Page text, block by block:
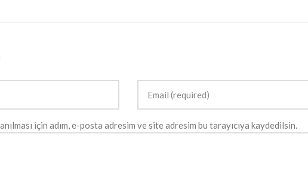
için adım, e-posta adresim ve site adresim bu tarayıcıya kaydedilsin.